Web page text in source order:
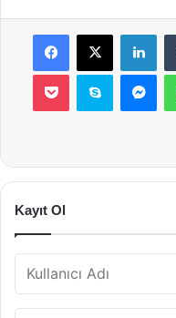
Facebook
X
Pocket Skype
Kayıt Ol